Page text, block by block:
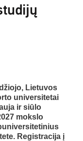
Lietuvos
universitetai
ir siūlo
mokslo
Registracija į